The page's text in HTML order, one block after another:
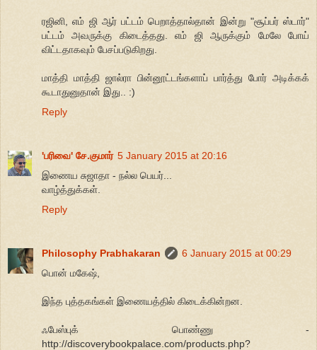
ரஜினி, எம் ஜி ஆர் பட்டம் பெறாத்தால்தான் இன்று "சூப்பர் ஸ்டார்"
பட்டம் அவருக்கு கிடைத்தது. எம் ஜி ஆருக்கும் மேலே போய்
விட்டதாகவும் பேசப்படுகிறது.
மாத்தி மாத்தி ஜால்ரா பின்னூட்டங்களாப் பார்த்து போர் அடிக்கக்
கூடாதுனுதான் இது.. :)
Reply
'பரிவை' சே.குமார் 5 January 2015 at 20:16
இணைய சுஜாதா - நல்ல பெயர்...
வாழ்த்துக்கள்.
Reply
Philosophy Prabhakaran
6 January 2015 at 00:29
பொன் மகேஷ்,
இந்த புத்தகங்கள் இணையத்தில் கிடைக்கின்றன.
ஃபேஸ்புக் பொண்ணு -
http://discoverybookpalace.com/products.php?